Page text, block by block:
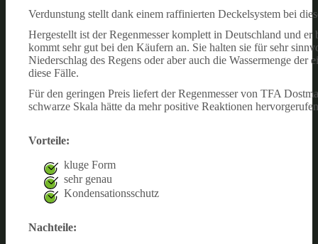
Verdunstung stellt dank einem raffinierten Deckelsystem bei
Hergestellt ist der Regenmesser komplett in Deutschland und
kommt sehr gut bei den Käufern an. Sie halten sie für sehr
Niederschlag des Regens oder aber auch die Wassermenge
diese Fälle.
Für den geringen Preis liefert der Regenmesser von TFA
schwarze Skala hätte da mehr positive Reaktionen
Vorteile:
kluge Form
sehr genau
Kondensationsschutz
Nachteile: